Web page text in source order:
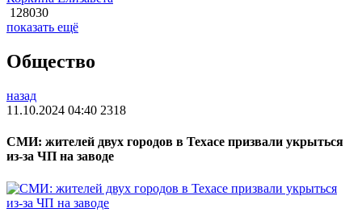
128030
показать ещё
Общество
назад
11.10.2024 04:40 2318
СМИ: жителей двух городов в Техасе призвали укрыться
из-за ЧП на заводе